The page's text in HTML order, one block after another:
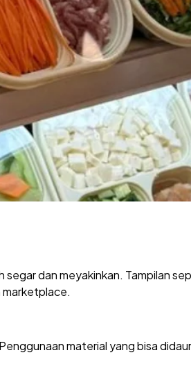
dan meyakinkan. Tampilan
marketplace.
material yang bisa